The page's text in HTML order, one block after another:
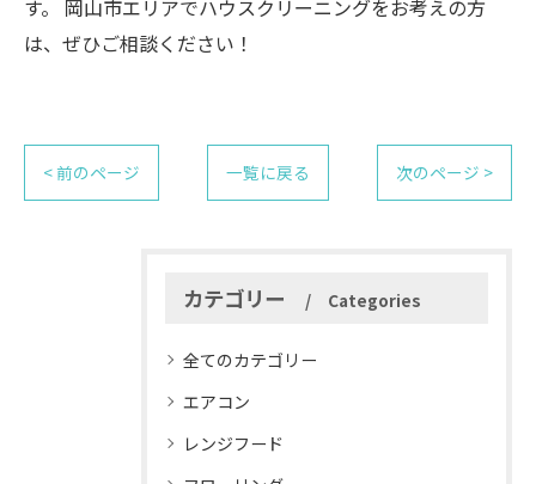
す。 岡山市エリアでハウスクリーニングをお考えの方
は、ぜひご相談ください！
< 前のページ 一覧に戻る 次のページ >
カテゴリー Categories
全てのカテゴリー
エアコン
レンジフード